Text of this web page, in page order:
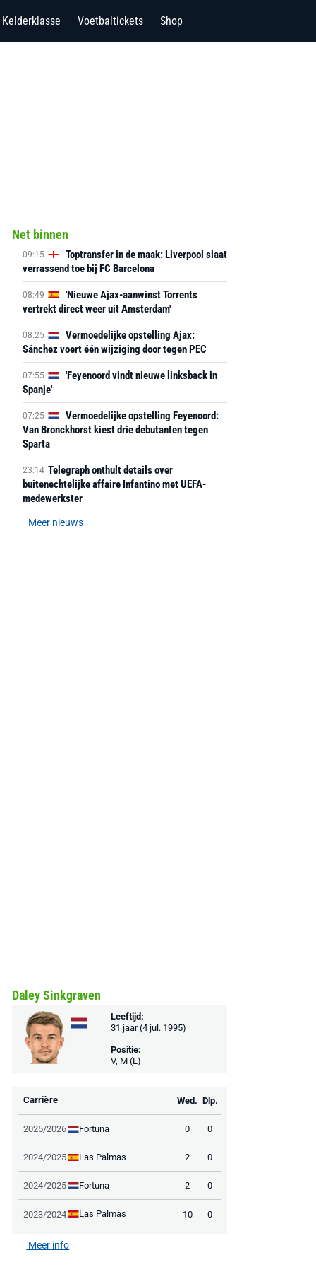
Kelderklasse Voetbaltickets Shop
Net binnen
09:15
Toptransfer in de maak: Liverpool slaat
verrassend toe bij FC Barcelona
08:49
'Nieuwe Ajax-aanwinst Torrents
vertrekt direct weer uit Amsterdam'
08:25
Vermoedelijke opstelling Ajax:
Sánchez voert één wijziging door tegen PEC
07:55
'Feyenoord vindt nieuwe linksback in
Spanje'
07:25
Vermoedelijke opstelling Feyenoord:
Van Bronckhorst kiest drie debutanten tegen
Sparta
23:14 Telegraph onthult details over
buitenechtelijke affaire Infantino met UEFA-
medewerkster
Meer nieuws
Daley Sinkgraven
Leeftijd:
31 jaar (4 jul. 1995)
Positie:
V, M (L)
Carrière Wed. Dlp.
2025/2026 Fortuna 0 0
2024/2025 Las Palmas 2 0
2024/2025 Fortuna 2 0
2023/2024 Las Palmas 10 0
Meer info